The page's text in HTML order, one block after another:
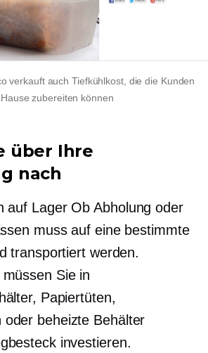
verkauft auch Tiefkühlkost, die die Kunden
zubereiten können
über Ihre
nach
auf LagerOb Abholung oder
muss auf eine bestimmte
transportiert werden.
Sie in
Papiertüten,
beheizte Behälter
investieren.